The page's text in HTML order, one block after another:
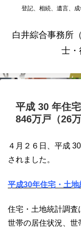
登記、相続、遺言、
白井綜合事務所
士・
平成 30 年住
846万戸（26万
４月２６日、平成
されました。
平成30年住宅・土
住宅・土地統計調査
世帯の居住状況、世